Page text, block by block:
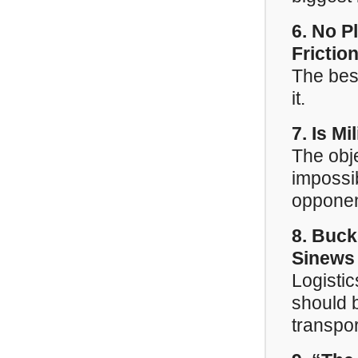
6. No
The
it.
7. Is
The
8.
should